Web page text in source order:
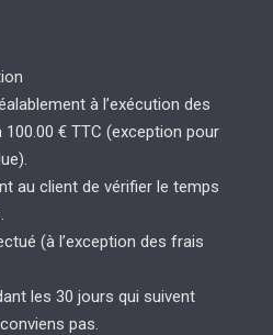
à l’exécution des
€ TTC (exception pour
au client de vérifier le temps
(à l’exception des frais
les 30 jours qui suivent
pas.